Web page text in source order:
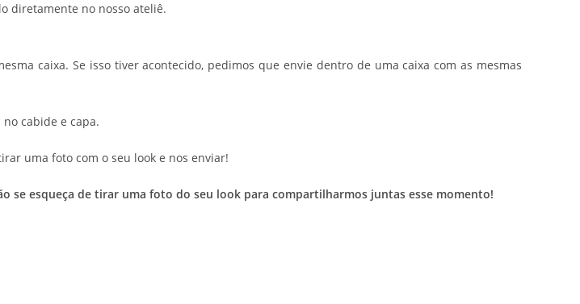
diretamente no nosso ateliê.
caixa. Se isso tiver acontecido, pedimos que envie dentro de uma caixa com as mesmas
cabide e capa.
uma foto com o seu look e nos enviar!
se esqueça de tirar uma foto do seu look para compartilharmos juntas esse momento!